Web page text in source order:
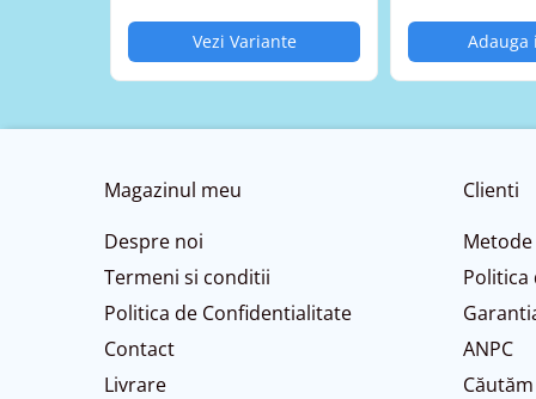
Vezi Variante Adauga
Magazinul meu
Despre noi
Termeni si conditii
Politica de Confidentialitate
Contact
Livrare
Clienti
Politica
ANPC